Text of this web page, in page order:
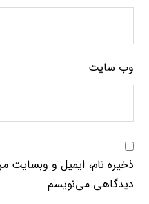
وب‌ سایت
ذخیره نام، ایمیل و وبسایت
دیدگاهی می‌نویسم.